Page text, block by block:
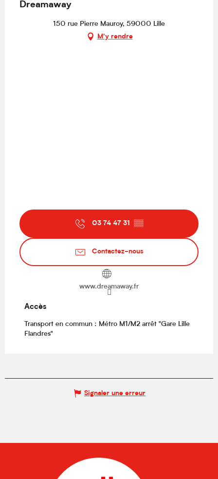
Dreamaway
150 rue Pierre Mauroy, 59000 Lille
M'y rendre
03 74 47 31 ▒▒
Contactez-nous
www.dreamaway.fr
Accès
Accès
Transport en commun : Métro M1/M2 arrêt "Gare Lille
Flandres"
Signaler une erreur